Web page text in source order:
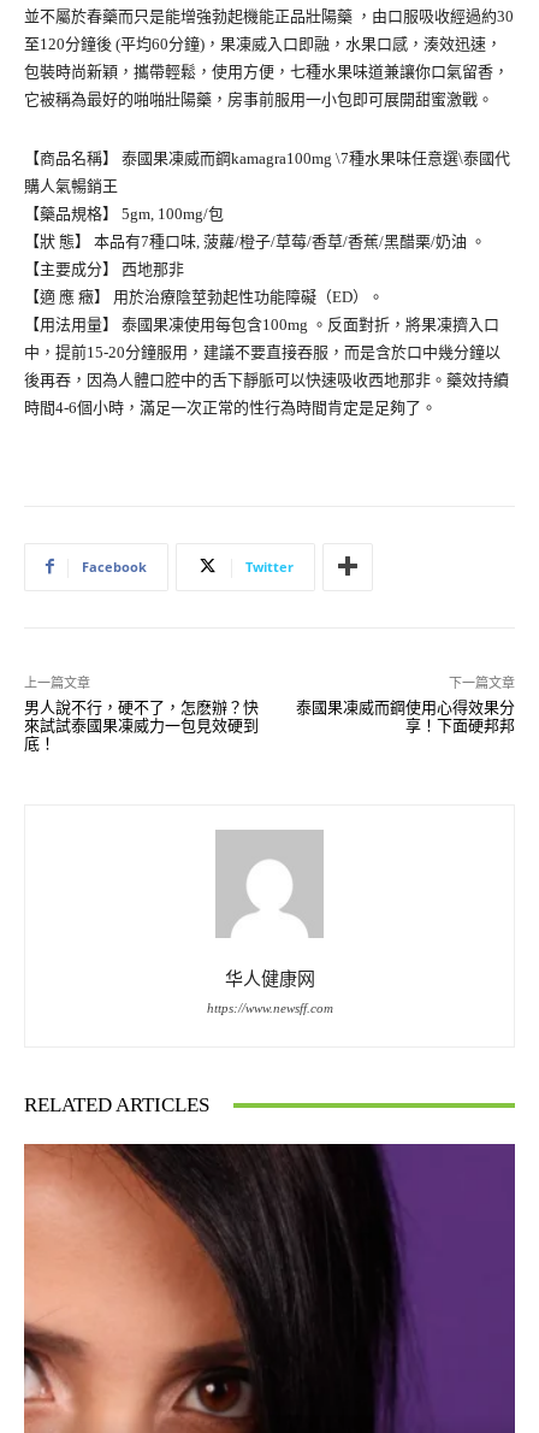
並不屬於春藥而只是能增強勃起機能正品壯陽藥 ，由口服吸收經過約30
至120分鐘後 (平均60分鐘)，果凍威入口即融，水果口感，湊效迅速，
包裝時尚新穎，攜帶輕鬆，使用方便，七種水果味道兼讓你口氣留香，
它被稱為最好的啪啪壯陽藥，房事前服用一小包即可展開甜蜜激戰。
【商品名稱】 泰國果凍威而鋼kamagra100mg \7種水果味任意選\泰國代
購人氣暢銷王
【藥品規格】 5gm, 100mg/包
【狀 態】 本品有7種口味, 菠蘿/橙子/草莓/香草/香蕉/黑醋栗/奶油 。
【主要成分】 西地那非
【適 應 癥】 用於治療陰莖勃起性功能障礙（ED）。
【用法用量】 泰國果凍使用每包含100mg 。反面對折，將果凍擠入口
中，提前15-20分鐘服用，建議不要直接吞服，而是含於口中幾分鐘以
後再吞，因為人體口腔中的舌下靜脈可以快速吸收西地那非。藥效持續
時間4-6個小時，滿足一次正常的性行為時間肯定是足夠了。
Facebook Twitter
上一篇文章
男人說不行，硬不了，怎麽辦？快
來試試泰國果凍威力一包見效硬到
底！
下一篇文章
泰國果凍威而鋼使用心得效果分
享！下面硬邦邦
华人健康网
https://www.newsff.com
RELATED ARTICLES